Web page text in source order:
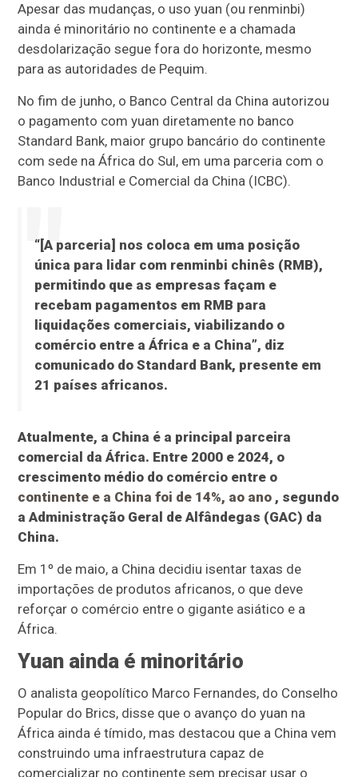
Apesar das mudanças, o uso yuan (ou renminbi)
ainda é minoritário no continente e a chamada
desdolarização segue fora do horizonte, mesmo
para as autoridades de Pequim.
No fim de junho, o Banco Central da China autorizou
o pagamento com yuan diretamente no banco
Standard Bank, maior grupo bancário do continente
com sede na África do Sul, em uma parceria com o
Banco Industrial e Comercial da China (ICBC).
“[A parceria] nos coloca em uma posição
única para lidar com renminbi chinês (RMB),
permitindo que as empresas façam e
recebam pagamentos em RMB para
liquidações comerciais, viabilizando o
comércio entre a África e a China”, diz
comunicado do Standard Bank, presente em
21 países africanos.
Atualmente, a China é a principal parceira
comercial da África. Entre 2000 e 2024, o
crescimento médio do comércio entre o
continente e a China foi de 14%, ao ano , segundo
a Administração Geral de Alfândegas (GAC) da
China.
Em 1º de maio, a China decidiu isentar taxas de
importações de produtos africanos, o que deve
reforçar o comércio entre o gigante asiático e a
África.
Yuan ainda é minoritário
O analista geopolítico Marco Fernandes, do Conselho
Popular do Brics, disse que o avanço do yuan na
África ainda é tímido, mas destacou que a China vem
construindo uma infraestrutura capaz de
comercializar no continente sem precisar usar o